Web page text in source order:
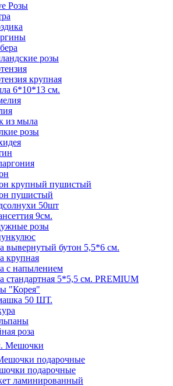
Розы
розы
крупная
6*10*13 см.
из мыла
розы
крупный пушистый
пушистый
50шт
9см.
розы
вывернутый бутон 5,5*6 см.
крупная
с напылением
стандартная 5*5,5 см. PREMIUM
"Корея"
50 ШТ.
роза
Мешочки
подарочные
ламинированный